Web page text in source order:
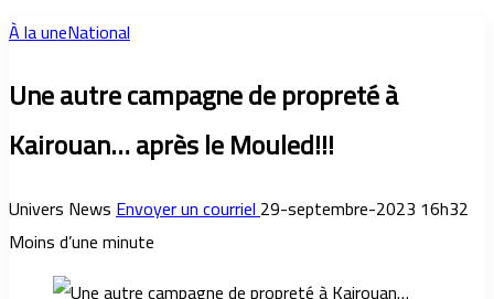
À la uneNational
Une autre campagne de propreté à
Kairouan… après le Mouled!!!
Univers NewsEnvoyer un courriel29-septembre-2023 16h32
Moins d’une minute